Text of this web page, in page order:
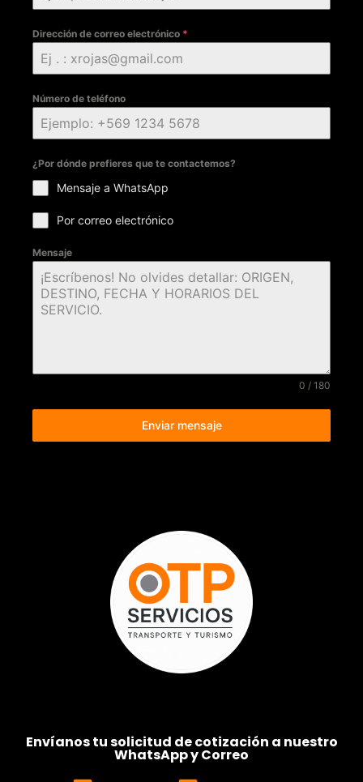
Dirección de correo electrónico *
Número de teléfono
¿Por dónde prefieres que te contactemos?
Mensaje a WhatsApp
Por correo electrónico
Mensaje
0 / 180
Enviar mensaje
Envíanos tu solicitud de cotización a nuestro
WhatsApp y Correo